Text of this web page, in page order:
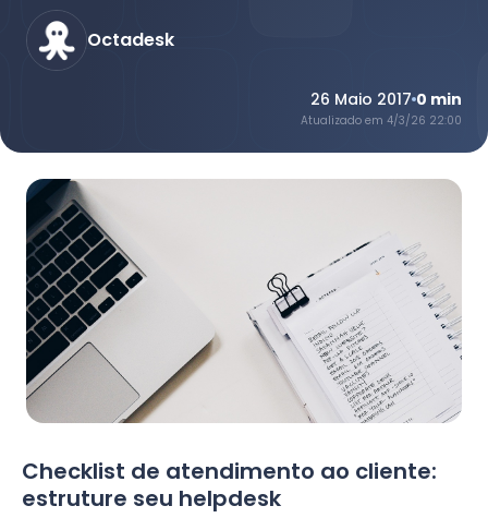
Octadesk
26 Maio 2017 0 min
Atualizado em 4/3/26 22:00
Checklist de atendimento ao cliente:
estruture seu helpdesk